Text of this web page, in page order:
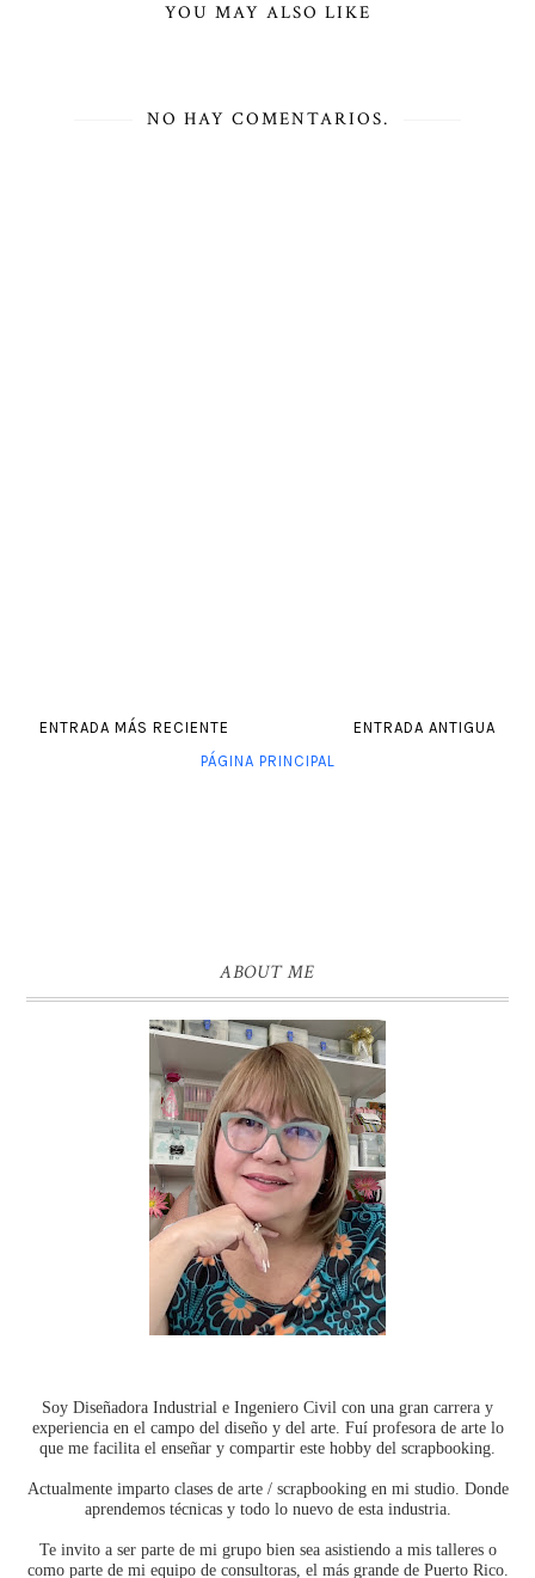
YOU MAY ALSO LIKE
NO HAY COMENTARIOS.
ENTRADA MÁS RECIENTE
ENTRADA ANTIGUA
PÁGINA PRINCIPAL
ABOUT ME
Soy Diseñadora Industrial e Ingeniero Civil con una gran carrera y
experiencia en el campo del diseño y del arte. Fuí profesora de arte lo
que me facilita el enseñar y compartir este hobby del scrapbooking.
Actualmente imparto clases de arte / scrapbooking en mi studio. Donde
aprendemos técnicas y todo lo nuevo de esta industria.
Te invito a ser parte de mi grupo bien sea asistiendo a mis talleres o
como parte de mi equipo de consultoras, el más grande de Puerto Rico.